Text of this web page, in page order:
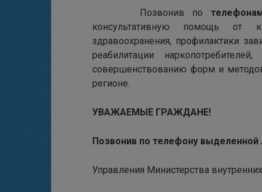
Позвонив по
консультативную помощь от
здравоохранения, профилактики
реабилитации
совершенствованию форм и методов
регионе.
УВАЖАЕМЫЕ ГРАЖДАНЕ!
Позвонив по телефону выделенной
Управления Министерства